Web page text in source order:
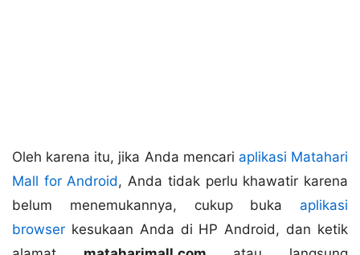
Oleh karena itu, jika Anda mencari aplikasi Matahari
Mall for Android, Anda tidak perlu khawatir karena
belum menemukannya, cukup buka aplikasi
browser kesukaan Anda di HP Android, dan ketik